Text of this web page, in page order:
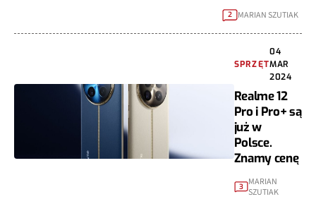
2 MARIAN SZUTIAK
SPRZĘT
04
MAR
2024
Realme 12
Pro i Pro+ są
już w
Polsce.
Znamy cenę
3 MARIAN
SZUTIAK